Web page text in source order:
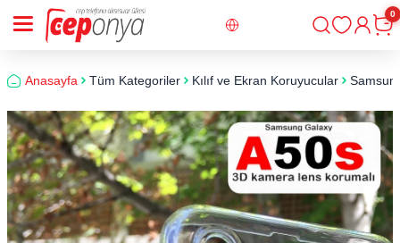
Giriş
0
Anasayfa Tüm Kategoriler Kılıf ve Ekran Koruyucular